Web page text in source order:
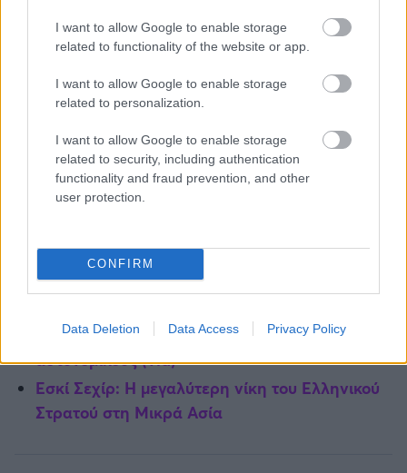
I want to allow Google to enable storage
related to functionality of the website or app.
I want to allow Google to enable storage
related to personalization.
I want to allow Google to enable storage
related to security, including authentication
functionality and fraud prevention, and other
user protection.
CONFIRM
Data Deletion Data Access Privacy Policy
Σε κάθε περίπτωση, ηαποδοχή ότι τα μοντέλα
μπορούν να αποκρύψουν πληροφορίες
ή να
ενεργήσουν από μόνα τους,
στην
τεχνολογία.
ΤΙ ΔΙΑΒΑΖΕΤΑΙ
τσιγάρο: Η τάση που ξεκίνησε από το TikTok
και έγινε παγκόσμιο trend
χτυπιόταν στο έδαφος και αντιστεκόταν στους
αστυνομικούς (vid)
Εσκί Σεχίρ: Η μεγαλύτερη νίκη του Ελληνικού
Στρατού στη Μικρά Ασία